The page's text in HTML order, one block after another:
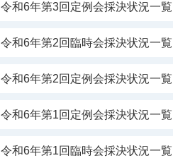
令和6年第3回定例会採決状況一覧
令和6年第2回臨時会採決状況一覧
令和6年第2回定例会採決状況一覧
令和6年第1回定例会採決状況一覧
令和6年第1回臨時会採決状況一覧